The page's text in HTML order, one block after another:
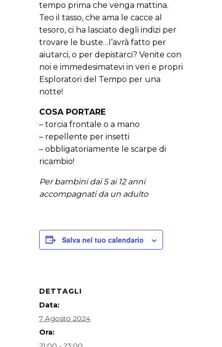
tempo prima che venga mattina.
Teo il tasso, che ama le cacce al
tesoro, ci ha lasciato degli indizi per
trovare le buste…l’avrà fatto per
aiutarci, o per depistarci? Venite con
noi e immedesimatevi in veri e propri
Esploratori del Tempo per una
notte!
COSA PORTARE
– torcia frontale o a mano
– repellente per insetti
– obbligatoriamente le scarpe di
ricambio!
Per bambini dai 5 ai 12 anni
accompagnati da un adulto
Salva nel tuo calendario
DETTAGLI
Data:
7 Agosto 2024
Ora: